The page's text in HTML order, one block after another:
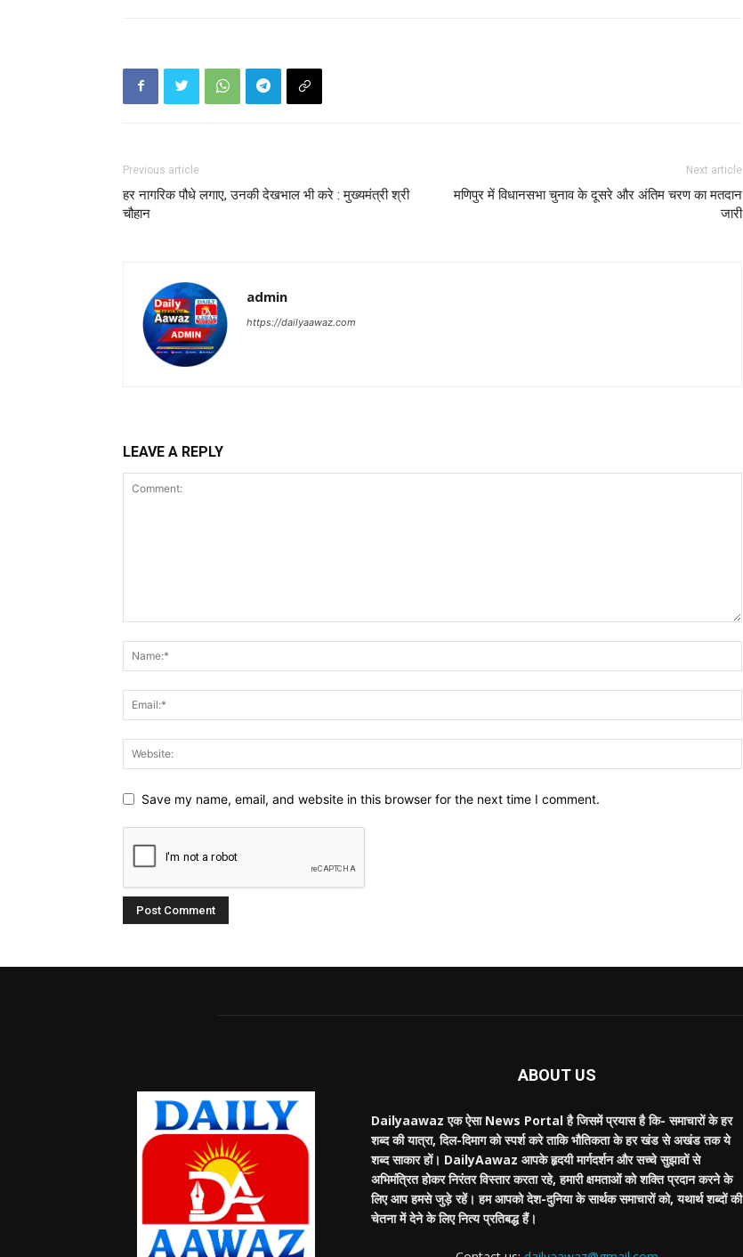
Previous article
हर नागरिक पौधे लगाए, उनकी देखभाल भी करे : मुख्यमंत्री श्री
चौहान
Next article
मणिपुर में विधानसभा चुनाव के दूसरे और अंतिम चरण का मतदान
जारी
admin
https://dailyaawaz.com
LEAVE A REPLY
Save my name, email, and website in this browser for the next time I comment.
ABOUT US
Dailyaawaz एक ऐसा News Portal है जिसमें प्रयास है कि- समाचारों के हर
शब्द की यात्रा, दिल-दिमाग को स्पर्श करे ताकि भौतिकता के हर खंड से अखंड तक ये
शब्द साकार हों। DailyAawaz आपके हृदयी मार्गदर्शन और सच्चे सुझावों से
अभिमंत्रित होकर निरंतर विस्तार करता रहे, हमारी क्षमताओं को शक्ति प्रदान करने के
लिए आप हमसे जुड़े रहें। हम आपको देश-दुनिया के सार्थक समाचारों को, यथार्थ शब्दों की
चेतना में देने के लिए नित्य प्रतिबद्ध हैं।